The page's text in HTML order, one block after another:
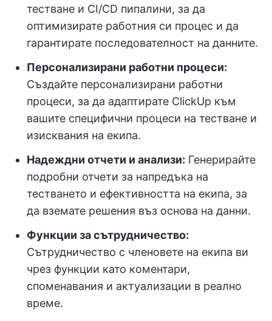
тестване и CI/CD пипалини, за да
оптимизирате работния си процес и да
гарантирате последователност на данните.
Персонализирани работни процеси:
Създайте персонализирани работни
процеси, за да адаптирате ClickUp към
вашите специфични процеси на тестване и
изисквания на екипа.
Надеждни отчети и анализи: Генерирайте
подробни отчети за напредъка на
тестването и ефективността на екипа, за
да вземате решения въз основа на данни.
Функции за сътрудничество:
Сътрудничество с членовете на екипа ви
чрез функции като коментари,
споменавания и актуализации в реално
време.